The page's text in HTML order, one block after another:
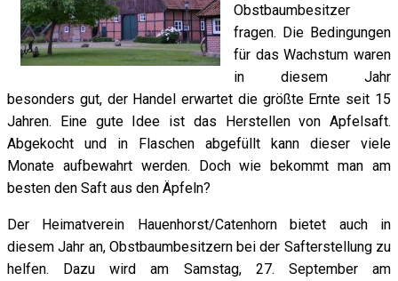
Obstbaumbesitzer
fragen. Die Bedingungen
für das Wachstum waren
in diesem Jahr
besonders gut, der Handel erwartet die größte Ernte seit 15
Jahren. Eine gute Idee ist das Herstellen von Apfelsaft.
Abgekocht und in Flaschen abgefüllt kann dieser viele
Monate aufbewahrt werden. Doch wie bekommt man am
besten den Saft aus den Äpfeln?
Der Heimatverein Hauenhorst/Catenhorn bietet auch in
diesem Jahr an, Obstbaumbesitzern bei der Safterstellung zu
helfen. Dazu wird am Samstag, 27. September am